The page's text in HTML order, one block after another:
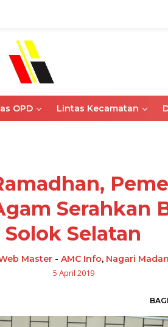
OPD Lintas Kecamatan
Serahkan
Solok Selatan
Master- AMC Info, Nagari
5 April 2019